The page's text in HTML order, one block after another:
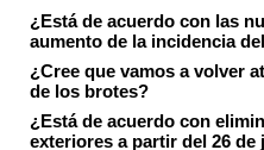
¿Está de acuerdo con las
aumento de la incidencia
¿Cree que vamos a volver
de los brotes?
¿Está de acuerdo con
exteriores a partir del 26 de